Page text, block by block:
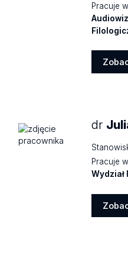
Pracuje
dr
Pracuje